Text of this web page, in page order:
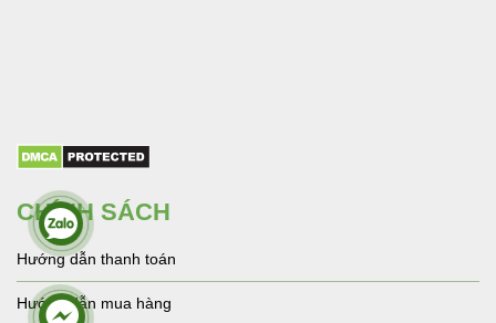
CHÍNH SÁCH
Hướng dẫn thanh toán
Hướng dẫn mua hàng